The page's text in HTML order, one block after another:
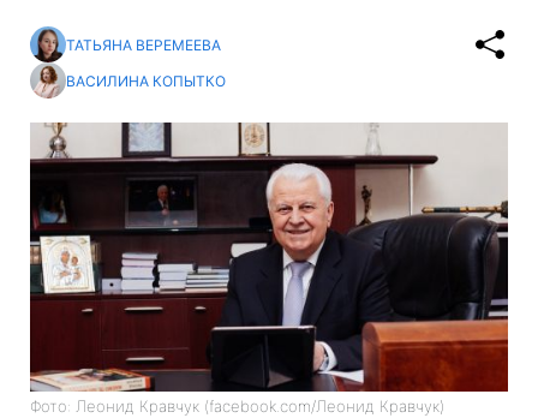
ТАТЬЯНА ВЕРЕМЕЕВА
ВАСИЛИНА КОПЫТКО
Фото: Леонид Кравчук (facebook.com/Леонид Кравчук)